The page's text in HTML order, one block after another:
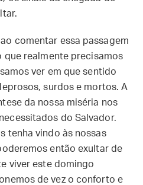
comentar essa passagem
que realmente precisamos
ver em que sentido
surdos e mortos. A
da nossa miséria nos
do Salvador.
tenha vindo às nossas
então exultar de
viver este domingo
de vez o conforto e